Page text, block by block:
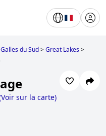
du Sud>Great Lakes>
Voir sur la carte)